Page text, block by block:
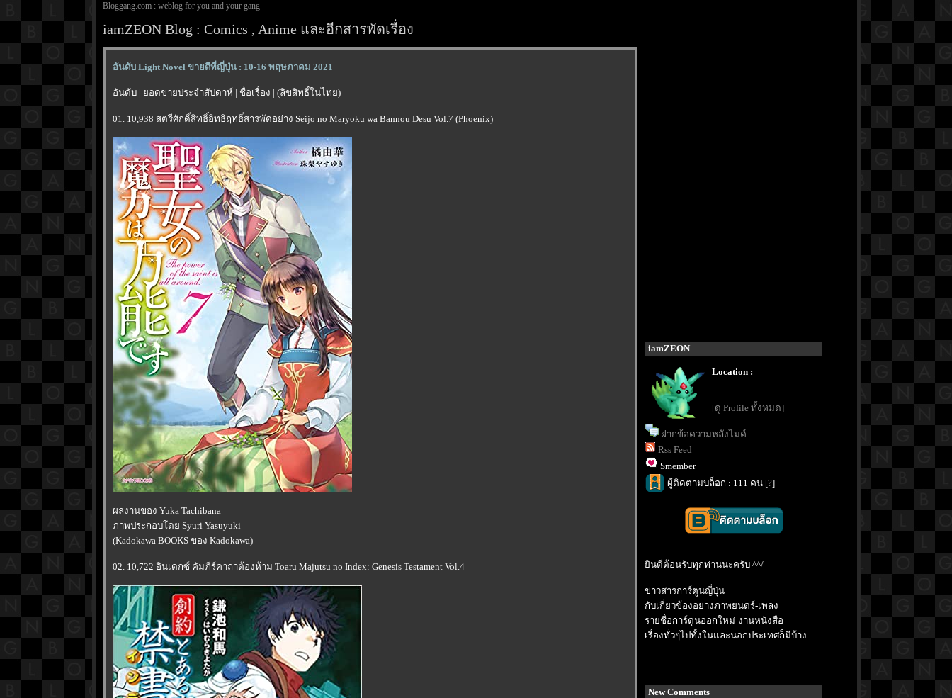
Bloggang.com : weblog for you and your gang
iamZEON Blog : Comics , Anime และอีกสารพัดเรื่อง
อันดับ Light Novel ขายดีที่ญี่ปุ่น : 10-16 พฤษภาคม 2021
อันดับ | ยอดขายประจำสัปดาห์ | ชื่อเรื่อง | (ลิขสิทธิ์ในไทย)
01. 10,938 สตรีศักดิ์สิทธิ์อิทธิฤทธิ์สารพัดอย่าง Seijo no Maryoku wa Bannou Desu Vol.7 (Phoenix)
ผลงานของ Yuka Tachibana
ภาพประกอบโดย Syuri Yasuyuki
(Kadokawa BOOKS ของ Kadokawa)
02. 10,722 อินเดกซ์ คัมภีร์คาถาต้องห้าม Toaru Majutsu no Index: Genesis Testament Vol.4
iamZEON
Location :
[ดู Profile ทั้งหมด]
ฝากข้อความหลังไมค์
Rss Feed
Smember
ผู้ติดตามบล็อก : 111 คน [?]
ินดีต้อนรับทุกท่านนะครับ ^^/
ข่าวสารการ์ตูนญี่ปุ่น
กับเกี่ยวข้องอย่างภาพยนตร์-เพลง
รายชื่อการ์ตูนออกใหม่-งานหนังสือ
เรื่องทั่วๆไปทั้งในและนอกประเทศก็มีบ้าง
New Comments